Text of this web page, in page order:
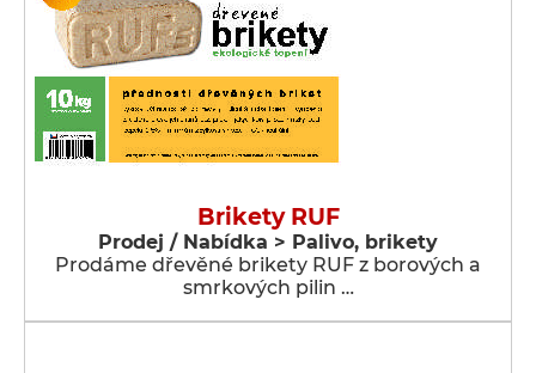
Brikety RUF
Prodej / Nabídka > Palivo, brikety
Prodáme dřevěné brikety RUF z borových a
smrkových pilin …